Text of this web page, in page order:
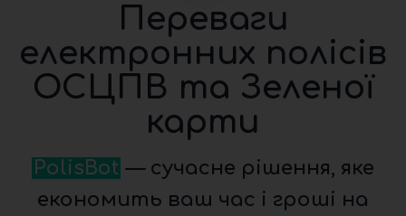
Переваги
електронних полісів
ОСЦПВ та Зеленої
карти
PolisBot — сучасне рішення, яке
економить ваш час і гроші на